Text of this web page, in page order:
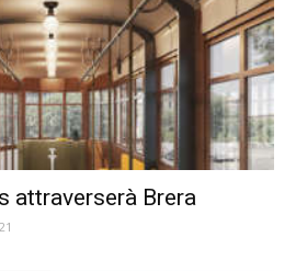
attraverserà Brera